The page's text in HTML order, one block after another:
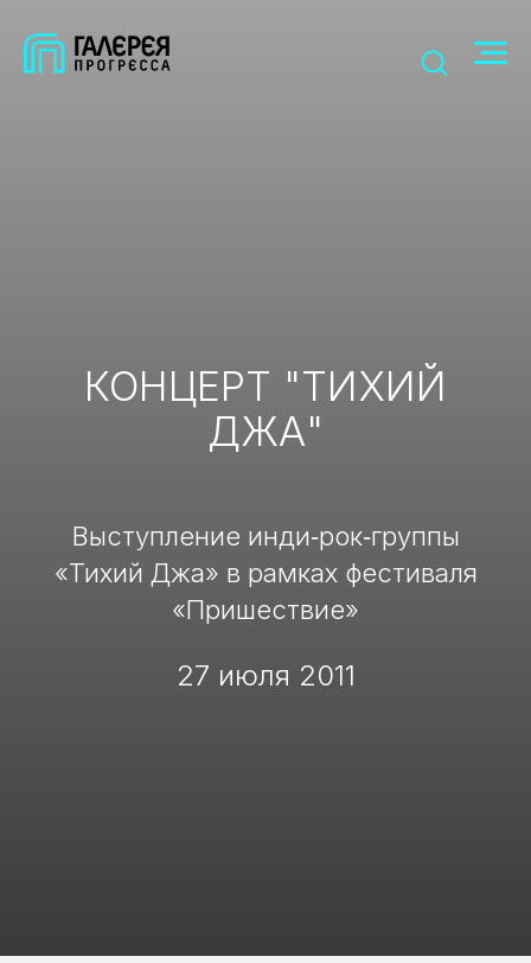
КОНЦЕРТ "ТИХИЙ
ДЖА"
Выступление инди‑рок‑группы
«Тихий Джа» в рамках фестиваля
«Пришествие»
27 июля 2011